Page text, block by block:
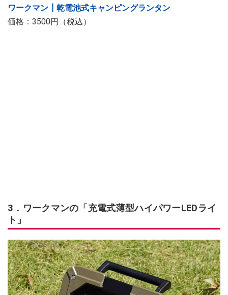
ワークマン┃乾電池式キャンピングランタン
価格：3500円（税込）
3．ワークマンの「充電式薄型ハイパワーLEDライ
ト」